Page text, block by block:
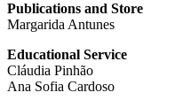
Publications and Store
Margarida Antunes
Educational Service
Cláudia Pinhão
Ana Sofia Cardoso